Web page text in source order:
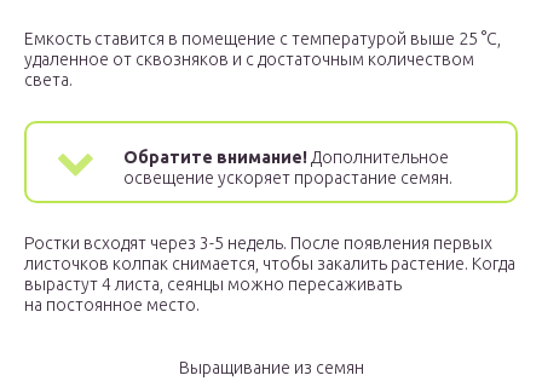
Емкость ставится в помещение с температурой выше 25 °С,
удаленное от сквозняков и с достаточным количеством
света.
Обратите внимание! Дополнительное
освещение ускоряет прорастание семян.
Ростки всходят через 3-5 недель. После появления первых
листочков колпак снимается, чтобы закалить растение. Когда
вырастут 4 листа, сеянцы можно пересаживать
на постоянное место.
Выращивание из семян